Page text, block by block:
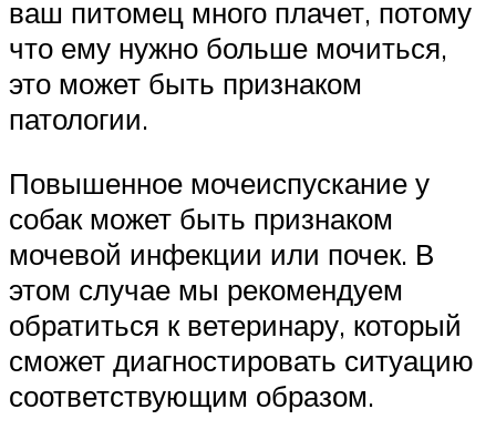
ваш питомец много плачет, потому
что ему нужно больше мочиться,
это может быть признаком
патологии.
Повышенное мочеиспускание у
собак может быть признаком
мочевой инфекции или почек. В
этом случае мы рекомендуем
обратиться к ветеринару, который
сможет диагностировать ситуацию
соответствующим образом.